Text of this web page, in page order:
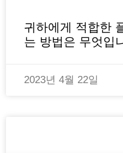
귀하에게 적합한
는 방법은 무엇입
2023년 4월 22일